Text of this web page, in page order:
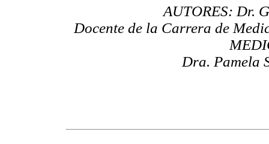
AUTORES: Dr.
Docente de la Carrera de
Dra. Pamela